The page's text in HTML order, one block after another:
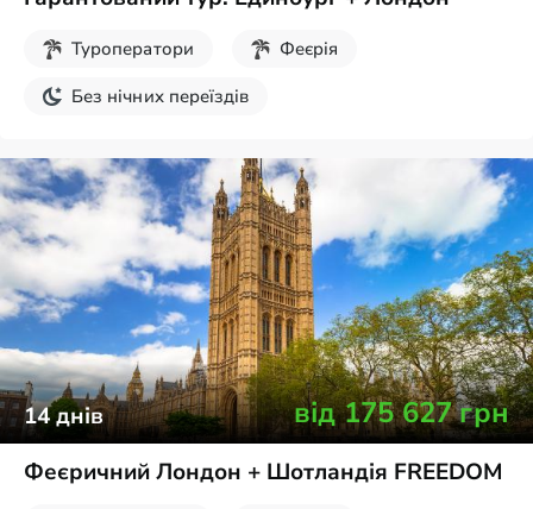
Туроператори
Феєрія
Без нічних переїздів
14днів від175 627грн
Феєричний Лондон + Шотландія FREEDOM